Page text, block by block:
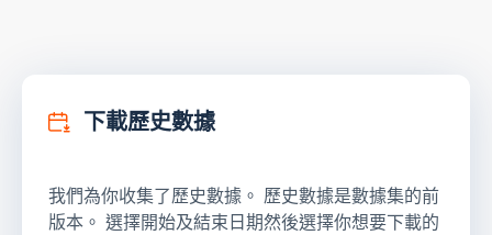
下載歷史數據
我們為你收集了歷史數據。 歷史數據是數據集的前
版本。 選擇開始及結束日期然後選擇你想要下載的